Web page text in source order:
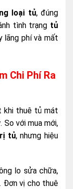
loại tủ, đúng
tình trạng tủ
lãng phí và mất
Chi Phí Ra
khi thuê tủ mát
. So với mua mới,
tủ, nhưng hiệu
lo sửa chữa,
Đơn vị cho thuê